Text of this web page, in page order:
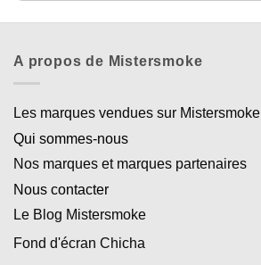
A propos de Mistersmoke
Les marques vendues sur Mistersmoke
Qui sommes-nous
Nos marques et marques partenaires
Nous contacter
Le Blog Mistersmoke
Fond d'écran Chicha